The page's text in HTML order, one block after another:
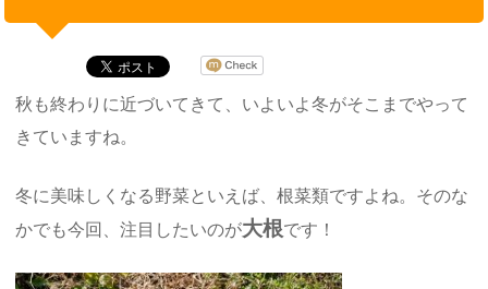
秋も終わりに近づいてきて、いよいよ冬がそこまでやって
きていますね。
冬に美味しくなる野菜といえば、根菜類ですよね。そのな
かでも今回、注目したいのが大根です！